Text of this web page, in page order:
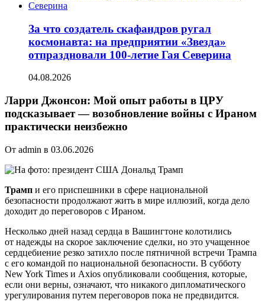
За что создатель скафандров ругал
космонавта: на предприятии «Звезда»
отпраздновали 100-летие Гая Северина
04.08.2026
Ларри Джонсон: Мой опыт работы в ЦРУ
подсказывает — возобновление войны с Ираном
практически неизбежно
От admin в 03.06.2026
Трамп и его приспешники в сфере национальной
безопасности продолжают жить в мире иллюзий, когда дело
доходит до переговоров с Ираном.
Несколько дней назад сердца в Вашингтоне колотились
от надежды на скорое заключение сделки, но это учащенное
сердцебиение резко затихло после пятничной встречи Трампа
с его командой по национальной безопасности. В субботу
New York Times и Axios опубликовали сообщения, которые,
если они верны, означают, что никакого дипломатического
урегулирования путем переговоров пока не предвидится.